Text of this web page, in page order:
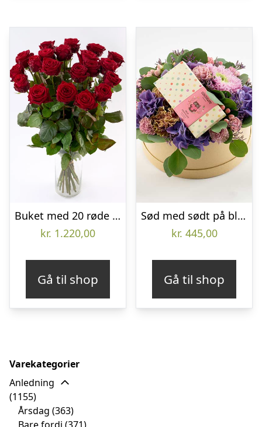
Buket med 20 røde roser – Send blomster med Bloomit
kr. 1.220,00
Gå til shop
Sød med sødt på blomsteræske – Send blomster med Bloomit
kr. 445,00
Gå til shop
Varekategorier
Anledning
(1155)
Årsdag (363)